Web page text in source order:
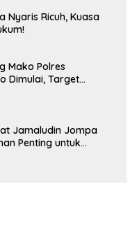
Nyaris Ricuh, Kuasa
Mako Polres
Dimulai, Target
Jamaludin Jompa
Penting untuk